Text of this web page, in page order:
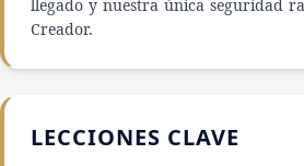
llegado y nuestra única seguridad
Creador.
LECCIONES CLAVE